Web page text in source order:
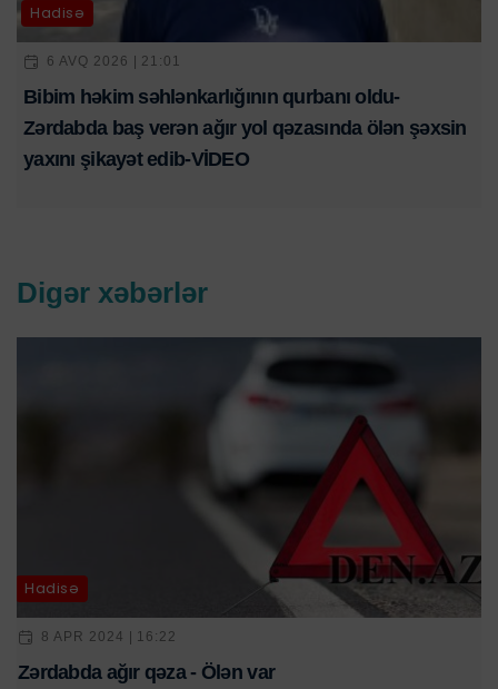
Hadisə
6 AVQ 2026 | 21:01
Bibim həkim səhlənkarlığının qurbanı oldu-
Zərdabda baş verən ağır yol qəzasında ölən şəxsin
yaxını şikayət edib-VİDEO
Digər xəbərlər
Hadisə
8 APR 2024 | 16:22
Zərdabda ağır qəza - Ölən var